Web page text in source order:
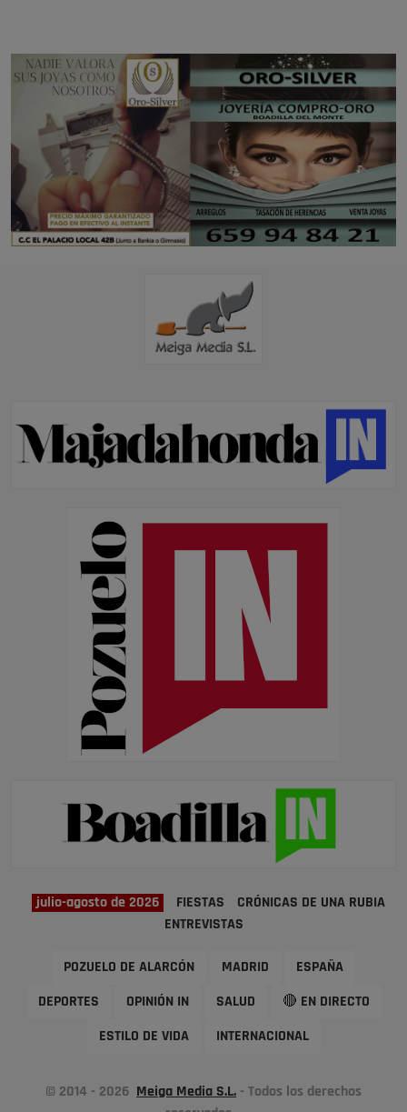
julio-agosto de 2026 FIESTAS
CRÓNICAS DE UNA RUBIA
ENTREVISTAS
POZUELO DE ALARCÓN MADRID ESPAÑA
DEPORTES OPINIÓN IN SALUD 🔴 EN DIRECTO
ESTILO DE VIDA INTERNACIONAL
© 2014 - 2026 Meiga Media S.L. - Todos los derechos